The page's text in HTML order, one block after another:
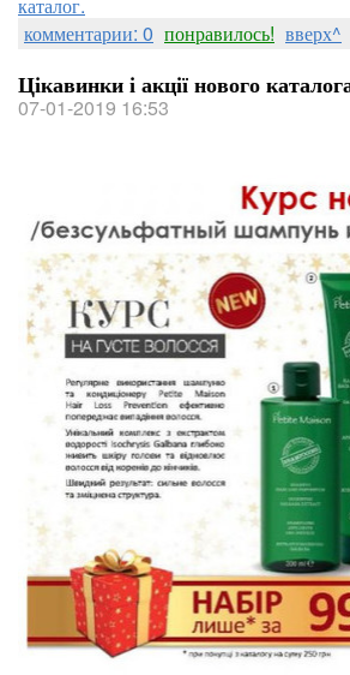
комментарии: 0 понравилось! вверх^
Цікавинки і акції нового
07-01-2019 16:53